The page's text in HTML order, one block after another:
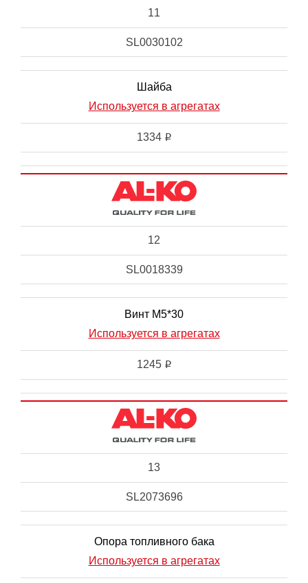
11
SL0030102
Шайба
Используется в агрегатах
1334 i
12
SL0018339
Винт М5*30
Используется в агрегатах
1245 i
13
SL2073696
Опора топливного бака
Используется в агрегатах